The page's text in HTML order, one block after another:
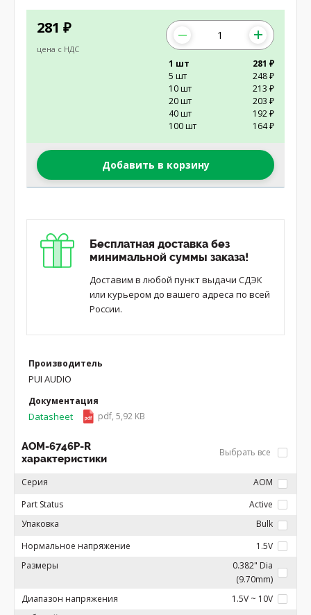
281 ₽
цена с НДС
1 шт
281 ₽
5 шт
248 ₽
10 шт
213 ₽
20 шт
203 ₽
40 шт
192 ₽
100 шт
164 ₽
Добавить в корзину
Бесплатная доставка без
минимальной суммы заказа!
Доставим в любой пункт выдачи СДЭК
или курьером до вашего адреса по всей
России.
Производитель
PUI AUDIO
Документация
Datasheet pdf, 5,92 KB
AOM-6746P-R
характеристики
Выбрать все
Серия
AOM
Part Status
Active
Упаковка
Bulk
Нормальное напряжение
1.5V
Размеры
0.382" Dia
(9.70mm)
Диапазон напряжения
1.5V ~ 10V